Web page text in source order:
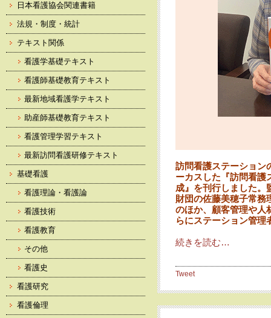
訪問看護ステーション
ーカスした『訪問看護
成』を刊行しました。
財団の佐藤美穂子常務
のほか、顧客管理や人
らにステーション管理
続きを読む…
Tweet
日本看護協会関連書籍
法規・制度・統計
テキスト関係
看護学基礎テキスト
看護師基礎教育テキスト
最新地域看護学テキスト
助産師基礎教育テキスト
看護管理学習テキスト
最新訪問看護研修テキスト
基礎看護
看護理論・看護論
看護技術
看護教育
その他
看護史
看護研究
看護倫理